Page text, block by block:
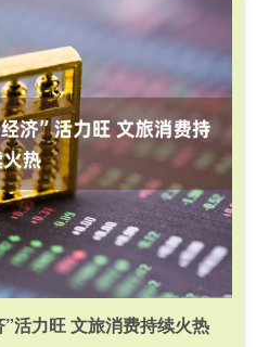
活力旺 文旅消费持续火热